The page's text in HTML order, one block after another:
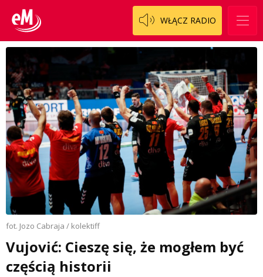
WŁĄCZ RADIO
fot. Jozo Cabraja / kolektiff
Vujović: Cieszę się, że mogłem być
częścią historii